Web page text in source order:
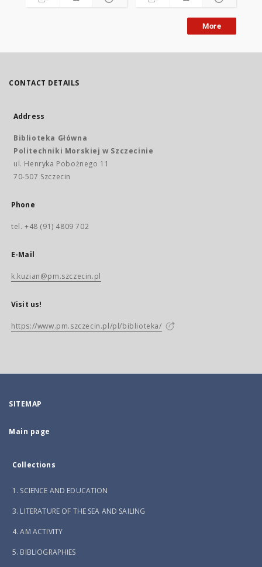
More
CONTACT DETAILS
Address
Biblioteka Główna
Politechniki Morskiej w Szczecinie
ul. Henryka Pobożnego 11
70-507 Szczecin
Phone
tel. +48 (91) 4809 702
E-Mail
k.kuzian@pm.szczecin.pl
Visit us!
https://www.pm.szczecin.pl/pl/biblioteka/
SITEMAP
Main page
Collections
1. SCIENCE AND EDUCATION
3. LITERATURE OF THE SEA AND SAILING
4. AM ACTIVITY
5. BIBLIOGRAPHIES